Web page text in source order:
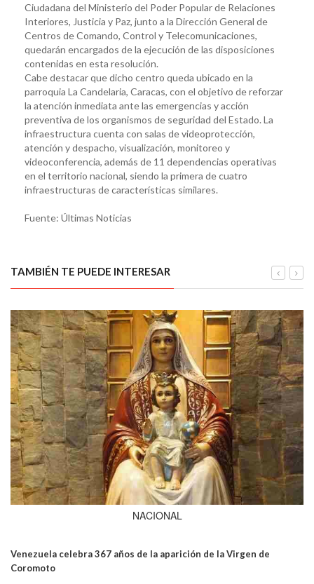
Ciudadana del Ministerio del Poder Popular de Relaciones
Interiores, Justicia y Paz, junto a la Dirección General de
Centros de Comando, Control y Telecomunicaciones,
quedarán encargados de la ejecución de las disposiciones
contenidas en esta resolución.
Cabe destacar que dicho centro queda ubicado en la
parroquia La Candelaria, Caracas, con el objetivo de reforzar
la atención inmediata ante las emergencias y acción
preventiva de los organismos de seguridad del Estado. La
infraestructura cuenta con salas de videoprotección,
atención y despacho, visualización, monitoreo y
videoconferencia, además de 11 dependencias operativas
en el territorio nacional, siendo la primera de cuatro
infraestructuras de características similares.
Fuente: Últimas Noticias
TAMBIÉN TE PUEDE INTERESAR
NACIONAL
Venezuela celebra 367 años de la aparición de la Virgen de
Coromoto